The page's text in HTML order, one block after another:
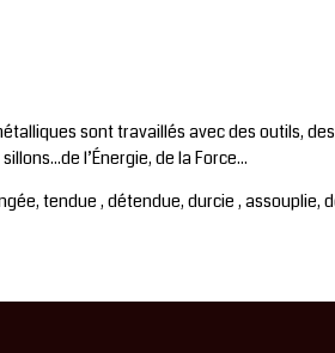
sont travaillés avec des outils,
l’Énergie, de la Force...
tendue , détendue, durcie , assouplie,